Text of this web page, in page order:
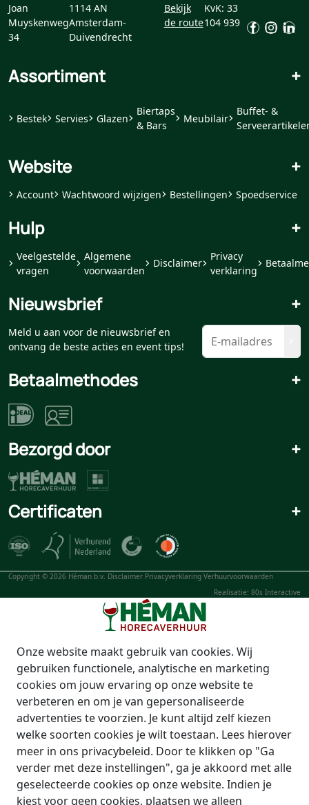
Joan
Muyskenweg
34
1114 AN
Amsterdam-
Duivendrecht
Bekijk
de route
KvK: 33
104 939
Assortiment +
Bestek Servies Glazen
Biertaps
& Bars
Meubilair
Buffet- &
Website +
Account Wachtwoord wijzigen Bestellingen Spoedservice
Hulp +
Veelgestelde
vragen
Algemene
voorwaarden
Disclaimer
Privacy
verklaring
Nieuwsbrief +
Meld u aan voor de nieuwsbrief en
ontvang de beste acties en event tips!
Betaalmethodes +
Bezorgd door +
Certificaten +
Copyright © 2026 Héman b.v. Disclaimer Privacyverklaring Verhuurvoorwaarden
Realisatie: 80s Interactive
Onze website maakt gebruik van cookies. Wij
gebruiken functionele, analytische en marketing
cookies om jouw ervaring op onze website te
verbeteren en om je van gepersonaliseerde
advertenties te voorzien. Je kunt altijd zelf kiezen
welke soorten cookies je wilt toestaan. Lees hierover
meer in ons privacybeleid. Door te klikken op "Ga
verder met deze instellingen", ga je akkoord met alle
geselecteerde cookies op onze website. Indien je
kiest voor geen cookies, plaatsen we alleen